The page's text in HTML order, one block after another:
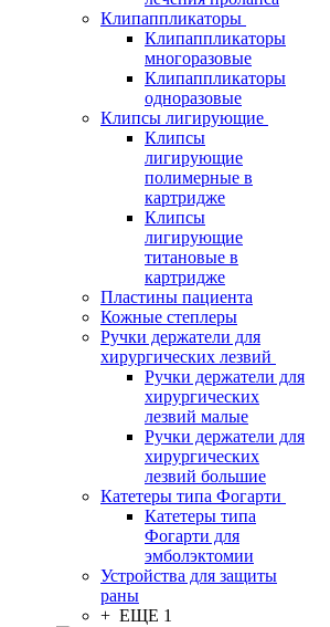
Клипаппликаторы
Клипаппликаторы
многоразовые
Клипаппликаторы
одноразовые
Клипсы лигирующие
Клипсы
лигирующие
полимерные в
картридже
Клипсы
лигирующие
титановые в
картридже
Пластины пациента
Кожные степлеры
Ручки держатели для
хирургических лезвий
Ручки держатели для
хирургических
лезвий малые
Ручки держатели для
хирургических
лезвий большие
Катетеры типа Фогарти
Катетеры типа
Фогарти для
эмболэктомии
Устройства для защиты
раны
+ ЕЩЕ 1